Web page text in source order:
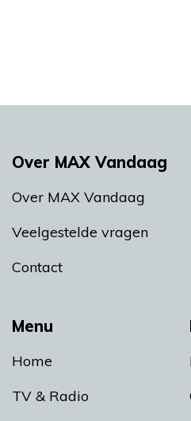
Menu
Home
TV & Radio
Over MAX Vandaag
Over MAX Vandaag
Veelgestelde vragen
Contact